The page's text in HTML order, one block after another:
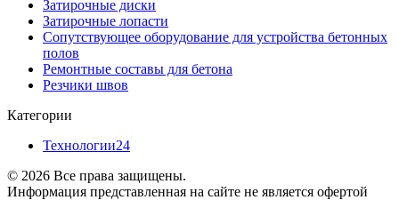
Затирочные диски
Затирочные лопасти
Сопутствующее оборудование для устройства бетонных
полов
Ремонтные составы для бетона
Резчики швов
Категории
Технологии24
© 2026 Все права защищены.
Информация представленная на сайте не является офертой